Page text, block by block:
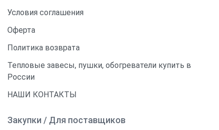
Условия соглашения
Оферта
Политика возврата
Тепловые завесы, пушки, обогреватели купить в
России
НАШИ КОНТАКТЫ
Закупки / Для поставщиков